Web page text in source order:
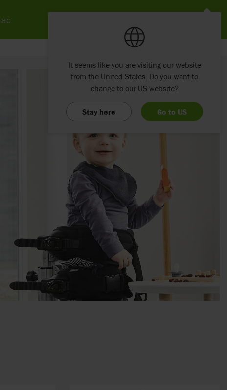
It seems like you are visiting our website
from the United States. Do you want to
change to our US website?
Stay here Go to US